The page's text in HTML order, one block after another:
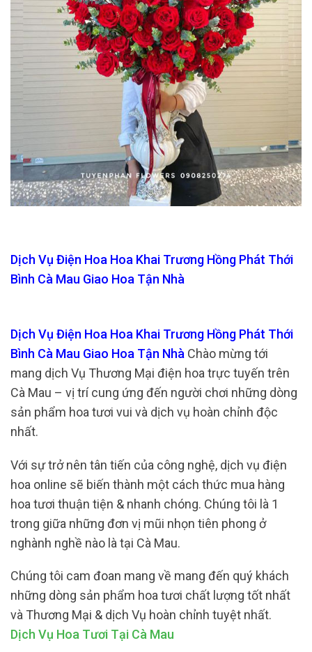
Dịch Vụ Điện Hoa Hoa Khai Trương Hồng Phát Thới
Bình Cà Mau Giao Hoa Tận Nhà
Dịch Vụ Điện Hoa Hoa Khai Trương Hồng Phát Thới
Bình Cà Mau Giao Hoa Tận Nhà Chào mừng tới
mang dịch Vụ Thương Mại điện hoa trực tuyến trên
Cà Mau – vị trí cung ứng đến người chơi những dòng
sản phẩm hoa tươi vui và dịch vụ hoàn chỉnh độc
nhất.
Với sự trở nên tân tiến của công nghệ, dịch vụ điện
hoa online sẽ biến thành một cách thức mua hàng
hoa tươi thuận tiện & nhanh chóng. Chúng tôi là 1
trong giữa những đơn vị mũi nhọn tiên phong ở
nghành nghề nào là tại Cà Mau.
Chúng tôi cam đoan mang về mang đến quý khách
những dòng sản phẩm hoa tươi chất lượng tốt nhất
và Thương Mại & dịch Vụ hoàn chỉnh tuyệt nhất.
Dịch Vụ Hoa Tươi Tại Cà Mau